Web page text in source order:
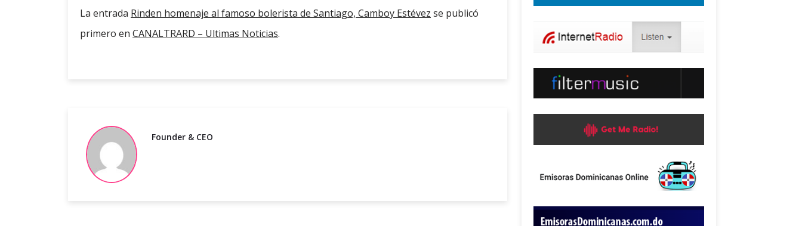
La entrada Rinden homenaje al famoso bolerista de Santiago, Camboy Estévez se publicó
primero en CANALTRARD – Ultimas Noticias.
Founder & CEO